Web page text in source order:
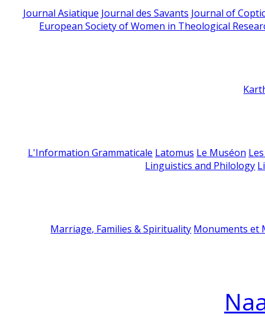
Journal Asiatique Journal des Savants Journal of
European Society of Women in Theological
L'Information Grammaticale Latomus Le Muséon
Linguistics and Philology
Marriage, Families & Spirituality Monuments et